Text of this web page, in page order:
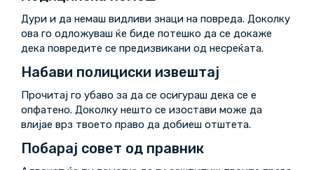
Дури и да немаш видливи знаци на повреда. Доколку
ова го одложуваш ќе биде потешко да се докаже
дека повредите се предизвикани од несреќата.
Набави полициски извештај
Прочитај го убаво за да се осигураш дека се е
опфатено. Доколку нешто се изостави може да
влијае врз твоето право да добиеш отштета.
Побарај совет од правник